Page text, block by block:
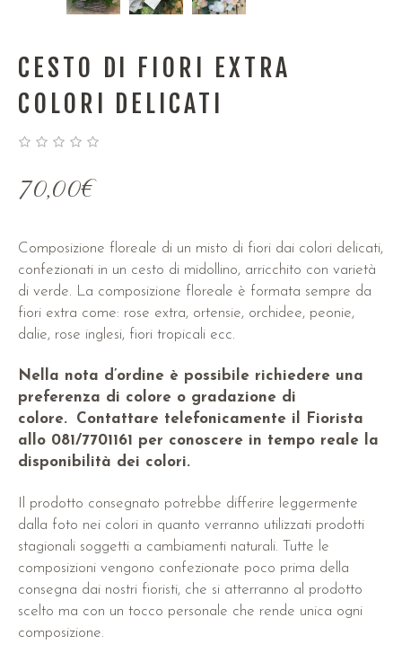
CESTO DI FIORI EXTRA
COLORI DELICATI
70,00€
Composizione floreale di un misto di fiori dai colori delicati,
confezionati in un cesto di midollino, arricchito con varietà
di verde. La composizione floreale è formata sempre da
fiori extra come: rose extra, ortensie, orchidee, peonie,
dalie, rose inglesi, fiori tropicali ecc.
Nella nota d’ordine è possibile richiedere una
preferenza di colore o gradazione di
colore.
Contattare telefonicamente il Fiorista
allo 081/7701161 per conoscere in tempo reale la
disponibilità dei colori.
Il prodotto consegnato potrebbe differire leggermente
dalla foto nei colori in quanto verranno utilizzati prodotti
stagionali soggetti a cambiamenti naturali. Tutte le
composizioni vengono confezionate poco prima della
consegna dai nostri fioristi, che si atterranno al prodotto
scelto ma con un tocco personale che rende unica ogni
composizione.